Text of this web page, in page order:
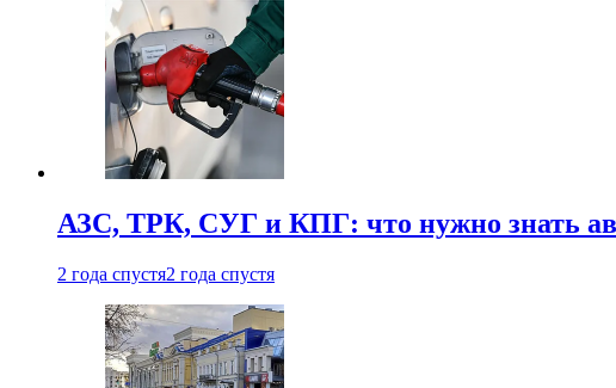
АЗС, ТРК, СУГ и КПГ: что нужно знать
2 года спустя2 года спустя